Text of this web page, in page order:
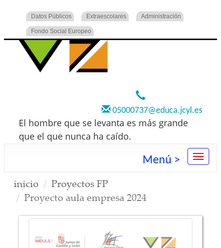
Datos Públicos Extraescolares Administración
Fondo Social Europeo
05000737@educa.jcyl.es
El hombre que se levanta es más grande
que el que nunca ha caído.
Menú >
inicio
Proyectos FP
Proyecto aula empresa 2024